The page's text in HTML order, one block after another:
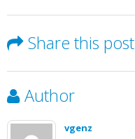
Share this post
Author
vgenz